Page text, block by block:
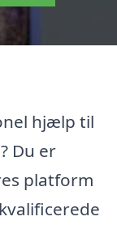
hjælp til
Du er
platform